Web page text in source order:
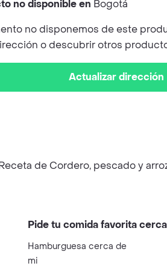
no disponible en Bogotá
no disponemos de este
o descubrir otros
Actualizar dirección
de Cordero, pescado y
Pide tu comida favorita
Hamburguesa cerca de
mi